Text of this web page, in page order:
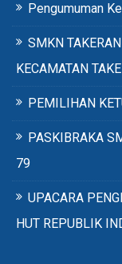
Pengumuman
SMKN
KECAMATAN
PEMILIHAN
PASKIBRAKA
79
UPACARA
HUT REPUBLIK